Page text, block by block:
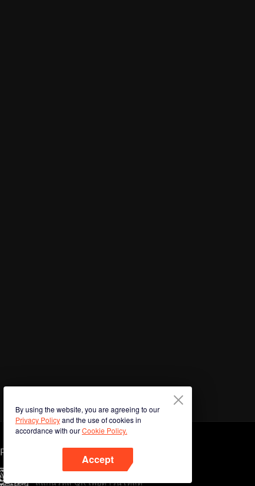
By using the website, you are agreeing to our
Privacy Policyand the use of cookies in
accordance with ourCookie Policy.
Accept
Phone
สแกนรหัส QR เพื่อดาวน์โหลด